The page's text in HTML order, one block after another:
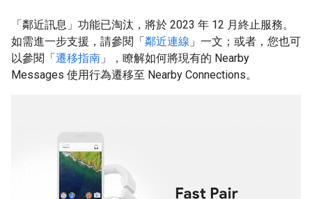
「鄰近訊息」功能已淘汰，將於 2023 年 12 月終止服務。
如需進一步支援，請參閱「鄰近連線 」一文；或者，您也可
以參閱「遷移指南 」，瞭解如何將現有的 Nearby
Messages 使用行為遷移至 Nearby Connections。